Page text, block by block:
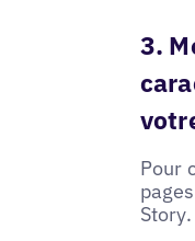
3.
Pour
Story.